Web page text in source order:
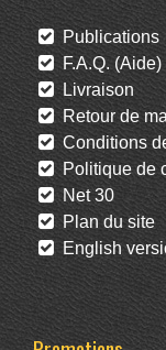
Publications
F.A.Q. (Aide)
Livraison
Retour de
Conditions
Politique de
Net 30
Plan du site
English